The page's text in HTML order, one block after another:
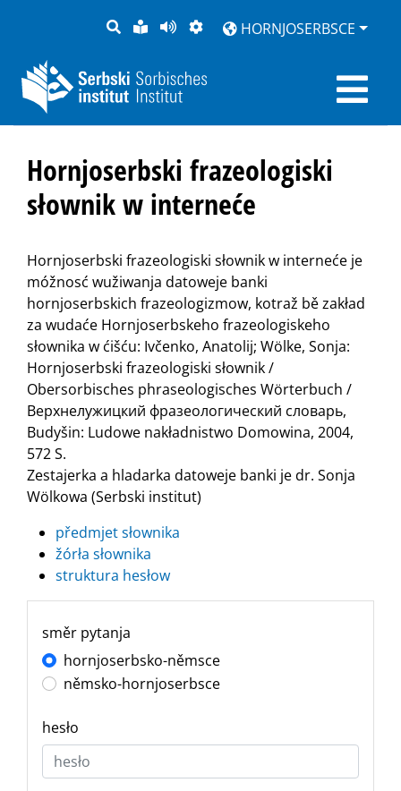
PYTANJE
LOCHKA
RĚČ
STRONU
PŘEDČITAĆ
ZWOBRAZNJENJE
HORNJOSERBSCE
Hornjoserbski frazeologiski
słownik w interneće
Hornjoserbski frazeologiski słownik w interneće je
móžnosć wužiwanja datoweje banki
hornjoserbskich frazeologizmow, kotraž bě zakład
za wudaće Hornjoserbskeho frazeologiskeho
słownika w ćišću: Ivčenko, Anatolij; Wölke, Sonja:
Hornjoserbski frazeologiski słownik /
Obersorbisches phraseologisches Wörterbuch /
Верхнелужицкий фразеологический словарь,
Budyšin: Ludowe nakładnistwo Domowina, 2004,
572 S.
Zestajerka a hladarka datoweje banki je dr. Sonja
Wölkowa (Serbski institut)
předmjet słownika
žórła słownika
struktura hesłow
směr pytanja
hornjoserbsko-němsce
němsko-hornjoserbsce
hesło